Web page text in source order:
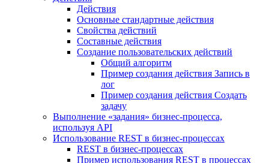
Действия
Основные стандартные действия
Свойства действий
Составные действия
Создание пользовательских действий
Общий алгоритм
Пример создания действия Запись в
лог
Пример создания действия Создать
задачу
Выполнение «задания» бизнес-процесса,
используя API
Использование REST в бизнес-процессах
REST в бизнес-процессах
Пример использования REST в процессах